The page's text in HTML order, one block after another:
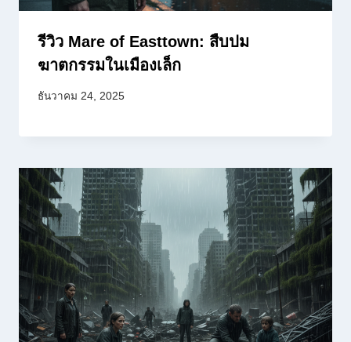
รีวิว Mare of Easttown: สืบปม
ฆาตกรรมในเมืองเล็ก
ธันวาคม 24, 2025